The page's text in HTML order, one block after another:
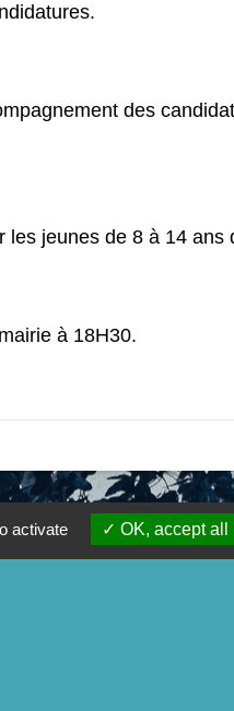
des
les jeunes de 8 à 14 ans
à 18H30.
activate OK, accept all